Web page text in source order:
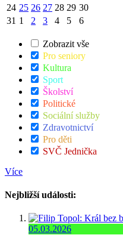
24 25 26 27 28 29 30
31 1 2 3 4 5 6
Zobrazit vše
Pro seniory
Kultura
Sport
Školství
Politické
Sociální služby
Zdravotnictví
Pro děti
SVČ Jednička
Více
Nejbližší události:
05.03.2026